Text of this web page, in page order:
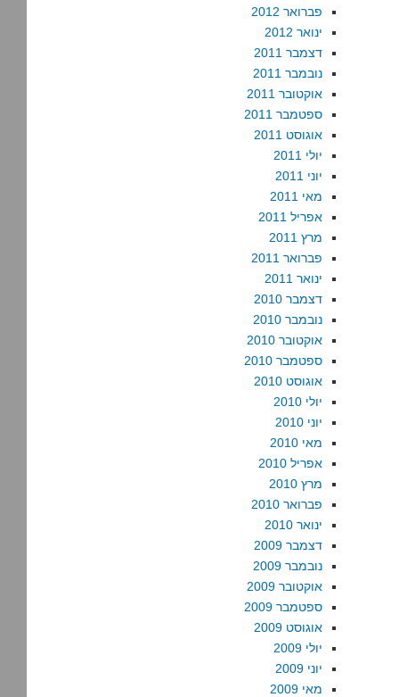
פברואר 2012
ינואר 2012
דצמבר 2011
נובמבר 2011
אוקטובר 2011
ספטמבר 2011
אוגוסט 2011
יולי 2011
יוני 2011
מאי 2011
אפריל 2011
מרץ 2011
פברואר 2011
ינואר 2011
דצמבר 2010
נובמבר 2010
אוקטובר 2010
ספטמבר 2010
אוגוסט 2010
יולי 2010
יוני 2010
מאי 2010
אפריל 2010
מרץ 2010
פברואר 2010
ינואר 2010
דצמבר 2009
נובמבר 2009
אוקטובר 2009
ספטמבר 2009
אוגוסט 2009
יולי 2009
יוני 2009
מאי 2009